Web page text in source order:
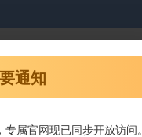
通知
属官网现已同步开放访问。